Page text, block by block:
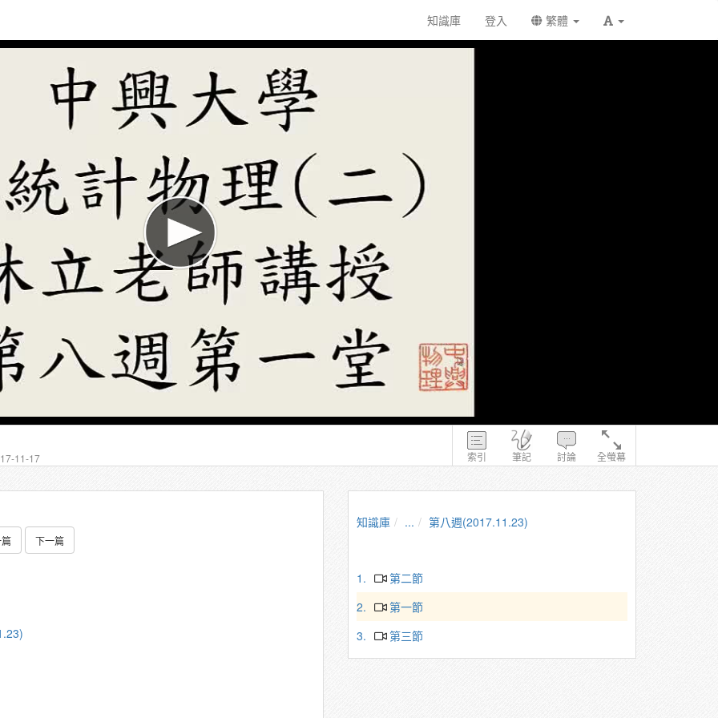
知識庫 登入 繁體
索引 筆記 討論 全螢幕
11-17
下一篇
知識庫 ... 第八週(2017.11.23)
1.
第二節
2.
第一節
3.
第三節